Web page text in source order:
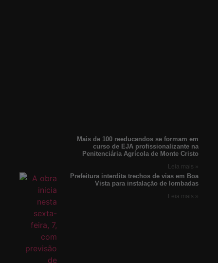
Mais de 100 reeducandos se formam em
curso de EJA profissionalizante na
Penitenciária Agrícola de Monte Cristo
Leia mais »
Prefeitura interdita trechos de vias em Boa
Vista para instalação de lombadas
Leia mais »